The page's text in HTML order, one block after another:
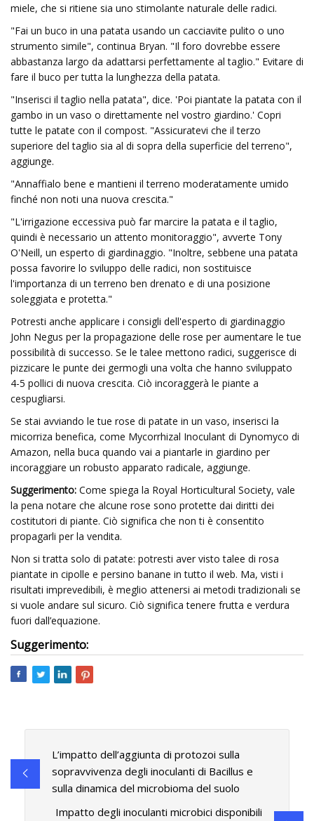
miele, che si ritiene sia uno stimolante naturale delle radici.
"Fai un buco in una patata usando un cacciavite pulito o uno
strumento simile", continua Bryan. "Il foro dovrebbe essere
abbastanza largo da adattarsi perfettamente al taglio." Evitare di
fare il buco per tutta la lunghezza della patata.
"Inserisci il taglio nella patata", dice. 'Poi piantate la patata con il
gambo in un vaso o direttamente nel vostro giardino.' Copri
tutte le patate con il compost. "Assicuratevi che il terzo
superiore del taglio sia al di sopra della superficie del terreno",
aggiunge.
"Annaffialo bene e mantieni il terreno moderatamente umido
finché non noti una nuova crescita."
"L'irrigazione eccessiva può far marcire la patata e il taglio,
quindi è necessario un attento monitoraggio", avverte Tony
O'Neill, un esperto di giardinaggio. "Inoltre, sebbene una patata
possa favorire lo sviluppo delle radici, non sostituisce
l'importanza di un terreno ben drenato e di una posizione
soleggiata e protetta."
Potresti anche applicare i consigli dell'esperto di giardinaggio
John Negus per la propagazione delle rose per aumentare le tue
possibilità di successo. Se le talee mettono radici, suggerisce di
pizzicare le punte dei germogli una volta che hanno sviluppato
4-5 pollici di nuova crescita. Ciò incoraggerà le piante a
cespugliarsi.
Se stai avviando le tue rose di patate in un vaso, inserisci la
micorriza benefica, come Mycorrhizal Inoculant di Dynomyco di
Amazon, nella buca quando vai a piantarle in giardino per
incoraggiare un robusto apparato radicale, aggiunge.
Suggerimento: Come spiega la Royal Horticultural Society, vale
la pena notare che alcune rose sono protette dai diritti dei
costitutori di piante. Ciò significa che non ti è consentito
propagarli per la vendita.
Non si tratta solo di patate: potresti aver visto talee di rosa
piantate in cipolle e persino banane in tutto il web. Ma, visti i
risultati imprevedibili, è meglio attenersi ai metodi tradizionali se
si vuole andare sul sicuro. Ciò significa tenere frutta e verdura
fuori dall’equazione.
Suggerimento:
L’impatto dell’aggiunta di protozoi sulla
sopravvivenza degli inoculanti di Bacillus e
sulla dinamica del microbioma del suolo
Impatto degli inoculanti microbici disponibili